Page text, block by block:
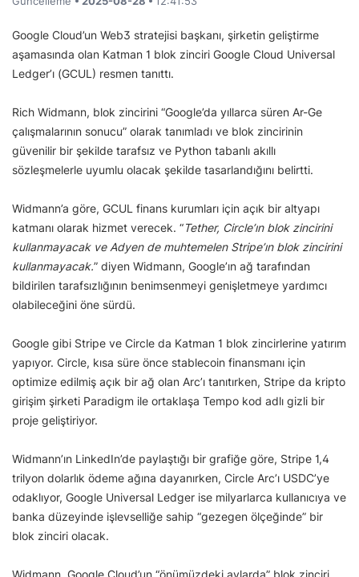
Google Cloud’un Web3 stratejisi başkanı, şirketin geliştirme
aşamasında olan Katman 1 blok zinciri Google Cloud Universal
Ledger’ı (GCUL) resmen tanıttı.
Rich Widmann, blok zincirini “Google’da yıllarca süren Ar-Ge
çalışmalarının sonucu” olarak tanımladı ve blok zincirinin
güvenilir bir şekilde tarafsız ve Python tabanlı akıllı
sözleşmelerle uyumlu olacak şekilde tasarlandığını belirtti.
Widmann’a göre, GCUL finans kurumları için açık bir altyapı
katmanı olarak hizmet verecek. “Tether, Circle’ın blok zincirini
kullanmayacak ve Adyen de muhtemelen Stripe’ın blok zincirini
kullanmayacak.” diyen Widmann, Google’ın ağ tarafından
bildirilen tarafsızlığının benimsenmeyi genişletmeye yardımcı
olabileceğini öne sürdü.
Google gibi Stripe ve Circle da Katman 1 blok zincirlerine yatırım
yapıyor. Circle, kısa süre önce stablecoin finansmanı için
optimize edilmiş açık bir ağ olan Arc’ı tanıtırken, Stripe da kripto
girişim şirketi Paradigm ile ortaklaşa Tempo kod adlı gizli bir
proje geliştiriyor.
Widmann’ın LinkedIn’de paylaştığı bir grafiğe göre, Stripe 1,4
trilyon dolarlık ödeme ağına dayanırken, Circle Arc’ı USDC’ye
odaklıyor, Google Universal Ledger ise milyarlarca kullanıcıya ve
banka düzeyinde işlevselliğe sahip “gezegen ölçeğinde” bir
blok zinciri olacak.